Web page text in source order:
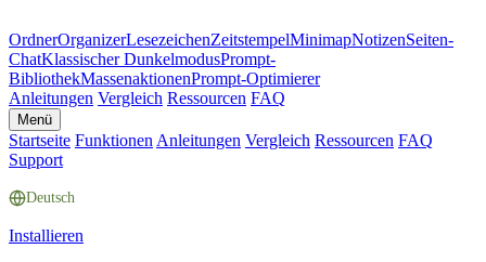
OrdnerOrganizerLesezeichenZeitstempelMinimapNotizenSeiten-
ChatKlassischer DunkelmodusPrompt-
BibliothekMassenaktionenPrompt-Optimierer
Anleitungen Vergleich Ressourcen FAQ
Menü
Startseite Funktionen Anleitungen Vergleich Ressourcen FAQ
Support
Deutsch
Installieren